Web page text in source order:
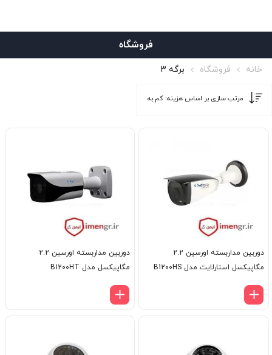
فروشگاه
خانه فروشگاه برگه 3
دوربین مداربسته اورسین 2.2
مگاپیکسل استارلایت مدل B1200HS
دوربین مداربسته اورسین 2.2
مگاپیکسل مدل B1200HT